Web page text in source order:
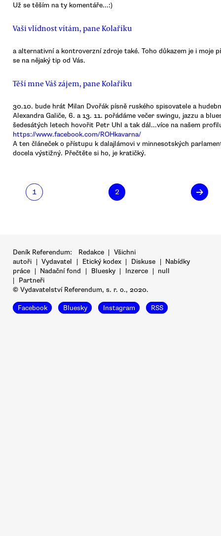
Už se těším na ty komentáře...:)
Vaši vlídnost vítám, pane Kolaříku
a alternativní a kontroverzní zdroje také. Toho důkazem je i moje
se na nějaký tip od Vás.
Těší mne Váš zájem, pane Kolaříku
30.10. bude hrát Milan Dvořák písně ruského spisovatele a
Alexandra Galiče, 6. a 13. 11. pořádáme večer swingu, jazzu a
šedesátých letech hovořit Petr Uhl a tak dál...více na našem
https://www.facebook.com/ROHkavarna/
A ten článeček o přístupu k dalajlámovi v minnesotských
docela výstižný. Přečtěte si ho, je kratičký.
1 2 →
Deník Referendum: Redakce | Všichni
autoři | Vydavatel | Etický kodex | Diskuse | Nabídky
práce | Nadační fond | Bluesky | Inzerce | null
|
Partneři
© Vydavatelství Referendum, s. r. o., 2020.
Facebook Bluesky Instagram RSS